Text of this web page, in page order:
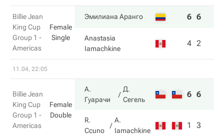
Billie Jean
King Cup
Group 1 -
Americas
Female
Single
Эмилиана Аранго 6 6
Anastasia
Iamachkine
4 2
11.04, 22:05
Billie Jean
King Cup
Group 1 -
Americas
Female
Double
А.
Гуарачи
Д.
Сегель
6 6
R.
Ccuno
A.
Iamachkine
1 3